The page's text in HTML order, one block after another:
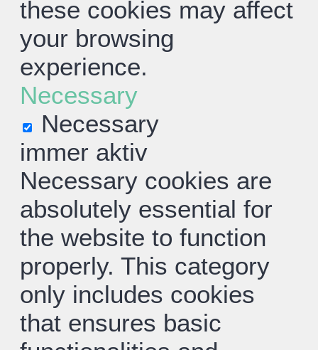
these cookies may affect
your browsing
experience.
Necessary
Necessary
immer aktiv
Necessary cookies are
absolutely essential for
the website to function
properly. This category
only includes cookies
that ensures basic